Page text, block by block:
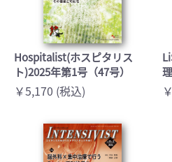
Hospitalist(ホスピタリス
ト)2025年第1号（47号）
￥5,170 (税込)